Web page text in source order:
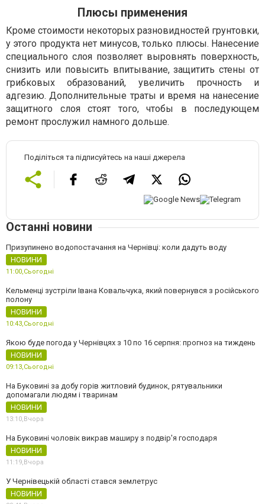
Плюсы применения
Кроме стоимости некоторых разновидностей грунтовки,
у этого продукта нет минусов, только плюсы. Нанесение
специального слоя позволяет выровнять поверхность,
снизить или повысить впитывание, защитить стены от
грибковых образований, увеличить прочность и
адгезию. Дополнительные траты и время на нанесение
защитного слоя стоят того, чтобы в последующем
ремонт прослужил намного дольше.
Поділіться та підписуйтесь на наші джерела
Останні новини
Призупинено водопостачання на Чернівці: коли дадуть воду
НОВИНИ
11:00, Сьогодні
Кельменці зустріли Івана Ковальчука, який повернувся з російського
полону
НОВИНИ
10:43, Сьогодні
Якою буде погода у Чернівцях з 10 по 16 серпня: прогноз на тиждень
НОВИНИ
09:13, Сьогодні
На Буковині за добу горів житловий будинок, рятувальники
допомагали людям і тваринам
НОВИНИ
13:10, Вчора
На Буковині чоловік викрав маширу з подвір'я господаря
НОВИНИ
11:19, Вчора
У Чернівецькій області стався землетрус
НОВИНИ